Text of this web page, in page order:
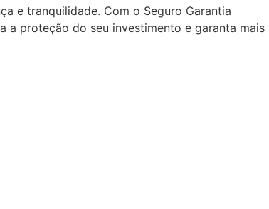
e tranquilidade. Com o Seguro Garantia
a proteção do seu investimento e garanta mais